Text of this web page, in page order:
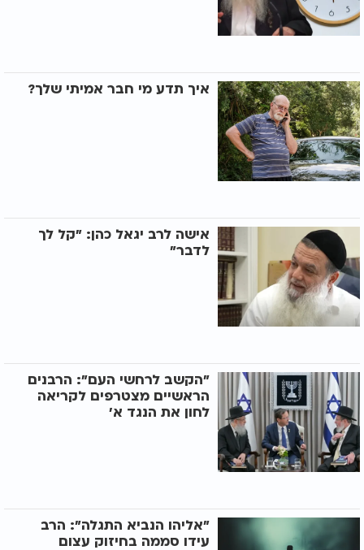
איך תדע מי חבר אמיתי שלך?
אישה לרב יגאל כהן: "קל לך
לדבר"
"הקשב לרחשי העם": הרבנים
הראשיים מצטרפים לקריאה
לחון את הנגד א'
"אליהו הנביא התגלה": הרב
עידו סממה בחיזוק עצום